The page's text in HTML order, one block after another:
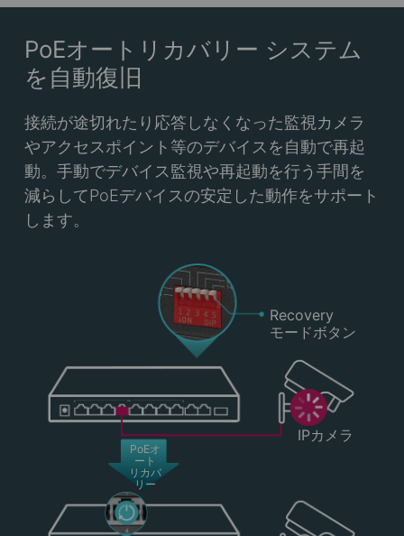
PoEオートリカバリー システム
を自動復旧
接続が途切れたり応答しなくなった監視カメラ
やアクセスポイント等のデバイスを自動で再起
動。手動でデバイス監視や再起動を行う手間を
減らしてPoEデバイスの安定した動作をサポート
します。
Recovery
モードボタン
IPカメラ
PoEオ
ート
リカバ
リー